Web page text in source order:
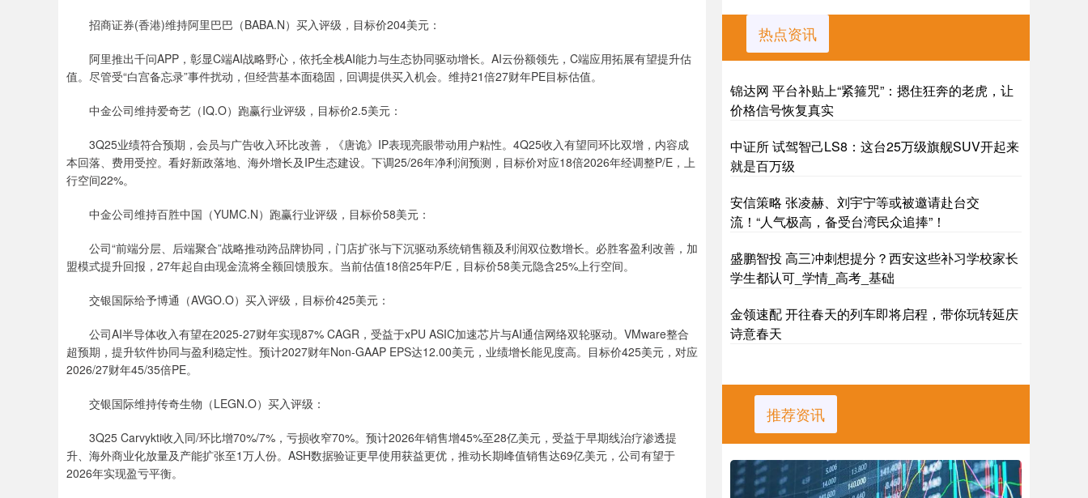
招商证券(香港)维持阿里巴巴（BABA.N）买入评级，目标价204美元：
阿里推出千问APP，彰显C端AI战略野心，依托全栈AI能力与生态协同驱动增长。AI云份额领先，C端应用拓展有望提升估
值。尽管受“白宫备忘录”事件扰动，但经营基本面稳固，回调提供买入机会。维持21倍27财年PE目标估值。
中金公司维持爱奇艺（IQ.O）跑赢行业评级，目标价2.5美元：
3Q25业绩符合预期，会员与广告收入环比改善，《唐诡》IP表现亮眼带动用户粘性。4Q25收入有望同环比双增，内容成
本回落、费用受控。看好新政落地、海外增长及IP生态建设。下调25/26年净利润预测，目标价对应18倍2026年经调整P/E，上
行空间22%。
中金公司维持百胜中国（YUMC.N）跑赢行业评级，目标价58美元：
公司“前端分层、后端聚合”战略推动跨品牌协同，门店扩张与下沉驱动系统销售额及利润双位数增长。必胜客盈利改善，加
盟模式提升回报，27年起自由现金流将全额回馈股东。当前估值18倍25年P/E，目标价58美元隐含25%上行空间。
交银国际给予博通（AVGO.O）买入评级，目标价425美元：
公司AI半导体收入有望在2025-27财年实现87% CAGR，受益于xPU ASIC加速芯片与AI通信网络双轮驱动。VMware整合
超预期，提升软件协同与盈利稳定性。预计2027财年Non-GAAP EPS达12.00美元，业绩增长能见度高。目标价425美元，对应
2026/27财年45/35倍PE。
交银国际维持传奇生物（LEGN.O）买入评级：
3Q25 Carvykti收入同/环比增70%/7%，亏损收窄70%。预计2026年销售增45%至28亿美元，受益于早期线治疗渗透提
升、海外商业化放量及产能扩张至1万人份。ASH数据验证更早使用获益更优，推动长期峰值销售达69亿美元，公司有望于
2026年实现盈亏平衡。
热点资讯
锦达网 平台补贴上“紧箍咒”：摁住狂奔的老虎，让
价格信号恢复真实
中证所 试驾智己LS8：这台25万级旗舰SUV开起来
就是百万级
安信策略 张凌赫、刘宇宁等或被邀请赴台交
流！“人气极高，备受台湾民众追捧”！
盛鹏智投 高三冲刺想提分？西安这些补习学校家长
学生都认可_学情_高考_基础
金领速配 开往春天的列车即将启程，带你玩转延庆
诗意春天
推荐资讯